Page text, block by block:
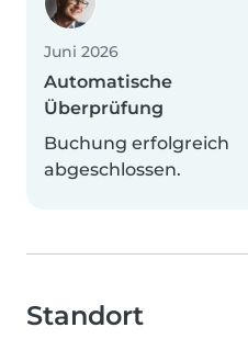
Juni 2026
Automatische
Überprüfung
Buchung erfolgreich
abgeschlossen.
Standort